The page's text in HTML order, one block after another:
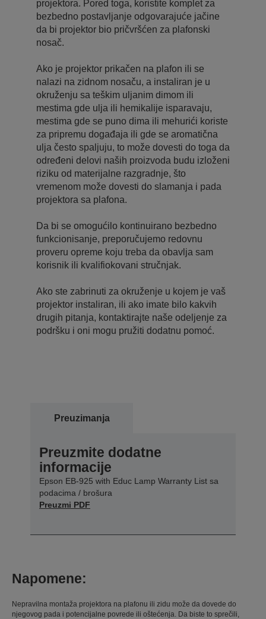
projektora. Pored toga, koristite komplet za
bezbedno postavljanje odgovarajuće jačine
da bi projektor bio pričvršćen za plafonski
nosač.
Ako je projektor prikačen na plafon ili se
nalazi na zidnom nosaču, a instaliran je u
okruženju sa teškim uljanim dimom ili
mestima gde ulja ili hemikalije isparavaju,
mestima gde se puno dima ili mehurići koriste
za pripremu događaja ili gde se aromatična
ulja često spaljuju, to može dovesti do toga da
određeni delovi naših proizvoda budu izloženi
riziku od materijalne razgradnje, što
vremenom može dovesti do slamanja i pada
projektora sa plafona.
Da bi se omogućilo kontinuirano bezbedno
funkcionisanje, preporučujemo redovnu
proveru opreme koju treba da obavlja sam
korisnik ili kvalifiokovani stručnjak.
Ako ste zabrinuti za okruženje u kojem je vaš
projektor instaliran, ili ako imate bilo kakvih
drugih pitanja, kontaktirajte naše odeljenje za
podršku i oni mogu pružiti dodatnu pomoć.
Preuzimanja
Preuzmite dodatne
informacije
Epson EB-925 with Educ Lamp Warranty List sa
podacima / brošura
Preuzmi PDF
Napomene:
Nepravilna montaža projektora na plafonu ili zidu može da dovede do
njegovog pada i potencijalne povrede ili oštećenja. Da biste to sprečili,